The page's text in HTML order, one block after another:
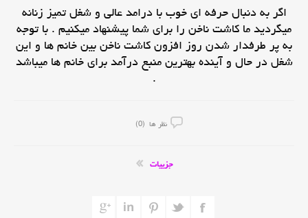
اگر به دنبال حرفه ای خوب با درامد عالی و شغل تمیز زنانه
میگردید ما کاشت ناخن را برای شما پیشنهاد میکنیم . با توجه
به پر طرفدار شدن روز افزون کاشت ناخن بین خانم ها و این
شغل در حال و آینده بهترین منبع درآمد برای خانم ها میباشد
.
نظر ها (0)
جزییات